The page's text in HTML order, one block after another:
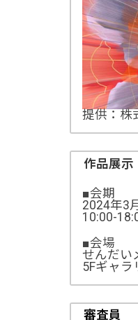
提供：株
作品展示
■会期
2024年3
10:00-
■会場
せんだい
5Fギャラ
審査員